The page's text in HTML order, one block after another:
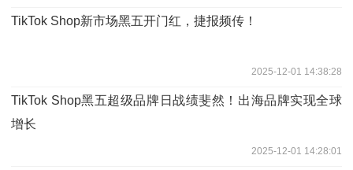
TikTok Shop新市场黑五开门红，捷报频传！
2025-12-01 14:38:28
TikTok Shop黑五超级品牌日战绩斐然！出海品牌实现全球
增长
2025-12-01 14:28:01